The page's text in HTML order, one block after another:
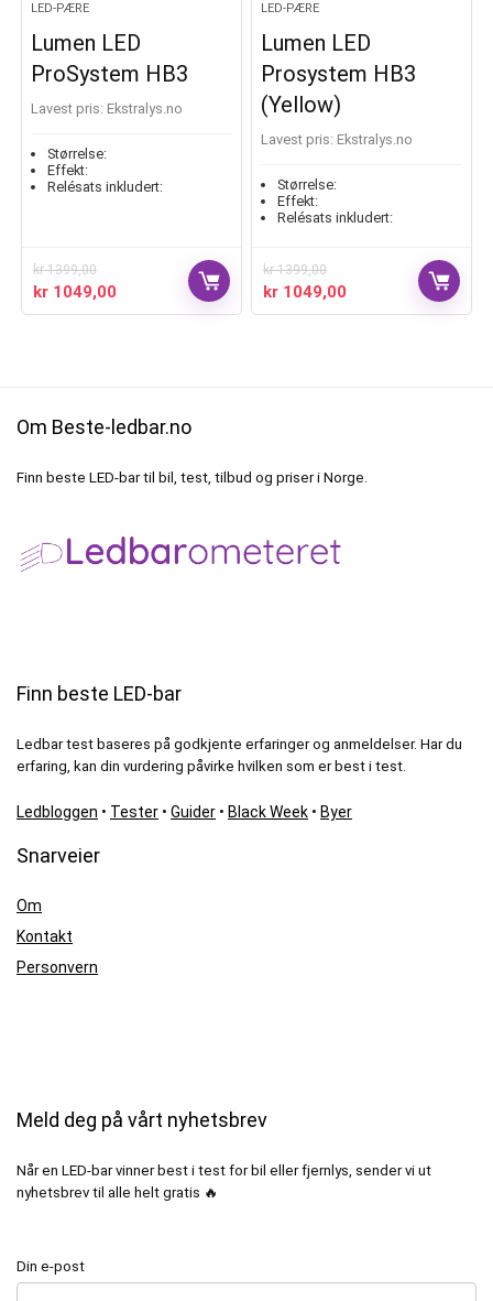
LED-PÆRE
Lumen LED
ProSystem HB3
Lavest pris: ekstralys.no
Størrelse:
Effekt:
Relésats inkludert:
kr1399,00
kr 1049,00
LED-PÆRE
Lumen LED
Prosystem HB3
(Yellow)
Lavest pris: ekstralys.no
Størrelse:
Effekt:
Relésats inkludert:
kr1399,00
kr 1049,00
Om Beste-ledbar.no
Finn beste LED-bar til bil, test, tilbud og priser i Norge.
Finn beste LED-bar
Ledbar test baseres på godkjente erfaringer og anmeldelser. Har du
erfaring, kan din vurdering påvirke hvilken som er best i test.
Ledbloggen • Tester • Guider • Black Week • Byer
Snarveier
Om
Kontakt
Personvern
Meld deg på vårt nyhetsbrev
Når en LED-bar vinner best i test for bil eller fjernlys, sender vi ut
nyhetsbrev til alle helt gratis 🔥
Din e-post